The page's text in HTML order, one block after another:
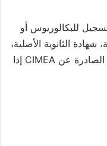
للبكالوريوس أو
شهادة الثانوية الأصلية،
وبيانات المقارنة والتحقق من المؤهلات الصادرة عن CIMEA إذا